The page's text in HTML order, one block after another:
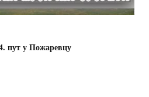
пут у Пожаревцу